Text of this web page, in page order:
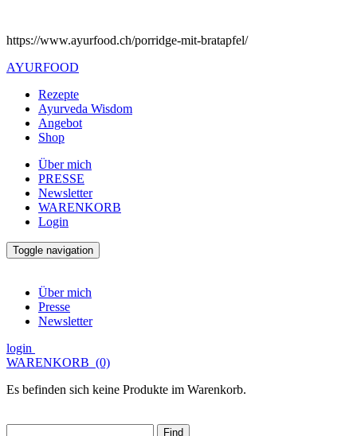
https://www.ayurfood.ch/porridge-mit-bratapfel/
AYURFOOD
Rezepte
Ayurveda Wisdom
Angebot
Shop
Über mich
PRESSE
Newsletter
WARENKORB
Login
Toggle navigation
Über mich
Presse
Newsletter
login
WARENKORB (0)
Es befinden sich keine Produkte im Warenkorb.